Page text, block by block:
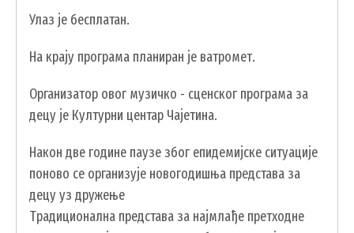
КОМУНАЛНА МИЛИЦИЈА ОПШТИНЕ
ЧАЈЕТИНА
ИНТЕРНА РЕВИЗИЈА
Улаз је бесплатан.
На крају програма планиран је ватромет.
Организатор овог музичко - сценског програма за
децу је Културни центар Чајетина.
Након две године паузе због епидемијске ситуације
поново се организује новогодишња представа за
децу уз дружење
Традиционална представа за најмлађе претходне